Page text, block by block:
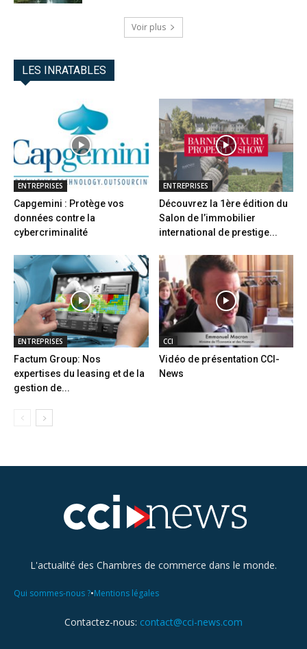
Voir plus
LES INRATABLES
ENTREPRISES
Capgemini : Protège vos
données contre la
cybercriminalité
ENTREPRISES
Découvrez la 1ère édition du
Salon de l’immobilier
international de prestige...
ENTREPRISES
Factum Group: Nos
expertises du leasing et de la
gestion de...
CCI
Vidéo de présentation CCI-
News
L'actualité des Chambres de commerce dans le monde.
Qui sommes-nous ?•Mentions légales
Contactez-nous: contact@cci-news.com